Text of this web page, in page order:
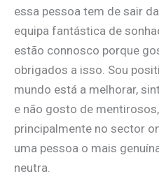
essa pessoa tem de sair
equipa fantástica de
estão connosco porque
obrigados a isso. Sou
mundo está a melhorar,
e não gosto de
principalmente no sector
uma pessoa o mais
neutra.